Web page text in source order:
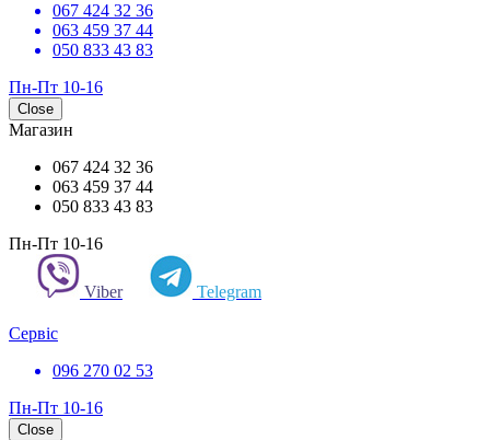
067 424 32 36
063 459 37 44
050 833 43 83
Пн-Пт 10-16
Close
Магазин
067 424 32 36
063 459 37 44
050 833 43 83
Пн-Пт 10-16
Viber Telegram
Сервіс
096 270 02 53
Пн-Пт 10-16
Close